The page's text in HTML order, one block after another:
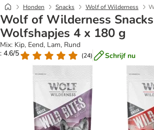
Honden Snacks Wolf of Wilderness
Wolf of Wilderness
Wolfshapjes 4 x 180 g
Mix: Kip, Eend, Lam, Rund
: 4.6/5
(24) Schrijf nu